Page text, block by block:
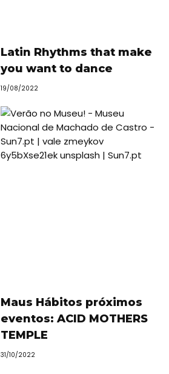
Latin Rhythms that make
you want to dance
19/08/2022
Maus Hábitos próximos
eventos: ACID MOTHERS
TEMPLE
31/10/2022